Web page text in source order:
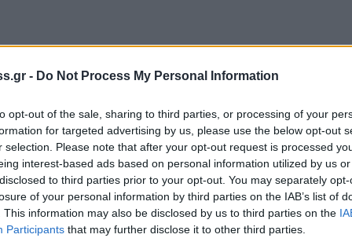
- Do Not Process My Personal Information
opt-out of the sale, sharing to third parties, or processing of your
for targeted advertising by us, please use the below opt-out
selection. Please note that after your opt-out request is processed
interest-based ads based on personal information utilized by us
to third parties prior to your opt-out. You may separately
of your personal information by third parties on the IAB’s list of
This information may also be disclosed by us to third parties on the
Participants that may further disclose it to other third parties.
συνεργάτης στον Δήμο Σπάρτης – Με
των «Βόρειων Δήμων», ο
του δικηγόρου Χρήστου Ηλιόπουλου ως ειδικού
προέδρους των Κοινοτήτων των πρώην “Βόρειων
ο Δήμαρχος Σπάρτης